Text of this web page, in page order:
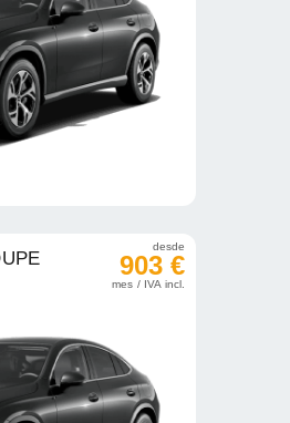
desde
903 €
mes / IVA incl.